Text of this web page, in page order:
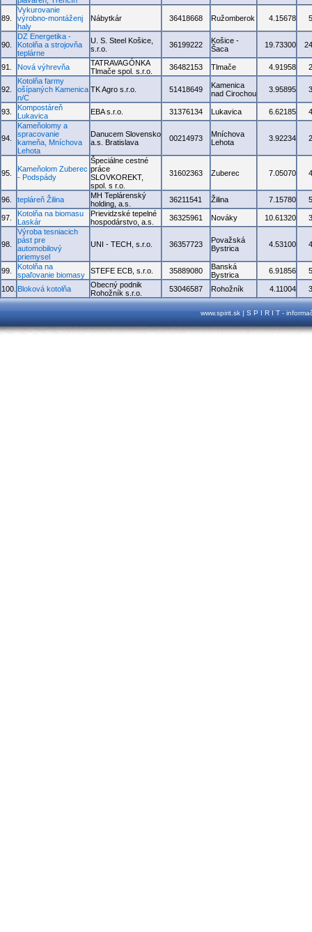
89.
Vykurovanie
výrobno-montáženj
haly
Nábytkár 36418668 Ružomberok 4.15678
90.
DZ Energetika -
Kotolňa a strojovňa
teplárne
U. S. Steel Košice,
s.r.o.
36199222
Košice -
Šaca
19.73300
91. Nová výhrevňa
TATRAVAGÓNKA
Tlmače spol. s.r.o.
36482153 Tlmače 4.91958
92.
Kotolňa farmy
ošípaných Kamenica
n/C
TK Agro s.r.o. 51418649
Kamenica
nad Cirochou
3.95895
93.
Kompostáreň
Lukavica
EBA s.r.o. 31376134 Lukavica 6.62185
94.
Kameňolomy a
spracovanie
kameňa, Mníchova
Lehota
Danucem Slovensko
a.s. Bratislava
00214973
Mníchova
Lehota
3.92234
95.
Kameňolom Zuberec
- Podspády
Špeciálne cestné
práce
SLOVKOREKT,
spol. s r.o.
31602363 Zuberec 7.05070
96. tepláreň Žilina
MH Teplárenský
holding, a.s.
36211541 Žilina 7.15780
97.
Kotolňa na biomasu
Laskár
Prievidzské tepelné
hospodárstvo, a.s.
36325961 Nováky 10.61320
98.
Výroba tesniacich
pást pre
automobilový
priemysel
UNI - TECH, s.r.o. 36357723
Považská
Bystrica
4.53100
99.
Kotolňa na
spaľovanie biomasy
STEFE ECB, s.r.o. 35889080
Banská
Bystrica
6.91856
100. Bloková kotolňa
Obecný podnik
Rohožník s.r.o.
53046587 Rohožník 4.11004
www.spirit.sk | S P I R I T -